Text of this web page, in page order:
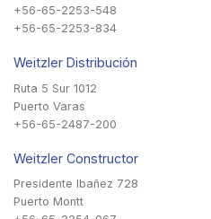
+56-65-2253-548
+56-65-2253-834
Weitzler Distribución
Ruta 5 Sur 1012
Puerto Varas
+56-65-2487-200
Weitzler Constructor
Presidente Ibañez 728
Puerto Montt